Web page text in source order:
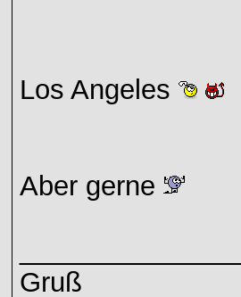
Los Angeles
Aber gerne
Gruß